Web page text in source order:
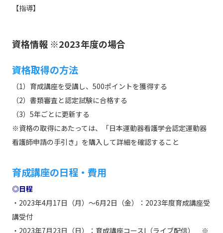
【指導】
資格情報 ※2023年度の場合
資格取得の方法
（1）育成講座を受講し、500ポイントを獲得する
（2）書類審査と認定試験に合格する
（3）5年ごとに更新する
※資格の取得にあたっては、「日本運動器看護学会認定運動器
看護師申請の手引き」を購入して詳細を確認すること
育成講座の日程・費用
◎日程
・2023年4月17日（月）～6月2日（金）：2023年度育成講座受
講受付
・2023年7月23日（日）：育成講座コースI（ライブ配信） ※